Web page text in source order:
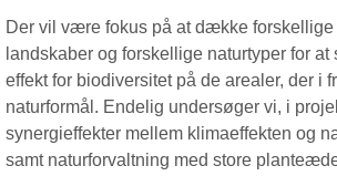
Der vil være fokus på at dække forskellige
landskaber og forskellige naturtyper for at
effekt for biodiversitet på de arealer, der i
naturformål. Endelig undersøger vi, i
synergieffekter mellem klimaeffekten og
samt naturforvaltning med store